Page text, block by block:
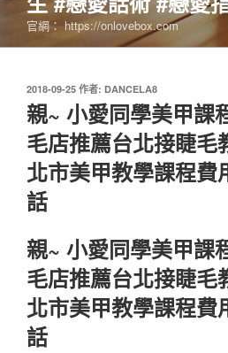
官網： https://onlovebox.com
發
佈
於
2018-09-25 作者: DANCELA8
親~ 小愛同學美甲課
毛店推薦台北接睫毛
北市美甲教學課程費
話
親~ 小愛同學美甲課
毛店推薦台北接睫毛
北市美甲教學課程費
話